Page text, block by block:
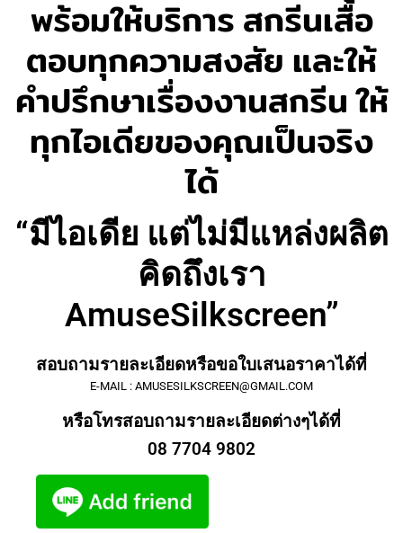
พร้อมให้บริการ สกรีนเสื้อ
ตอบทุกความสงสัย และให้
คำปรึกษาเรื่องงานสกรีนให้
ทุกไอเดียของคุณเป็นจริง
ได้
“มีไอเดีย แต่ไม่มีแหล่งผลิต
คิดถึงเรา
AmuseSilkscreen”
สอบถามรายละเอียดหรือขอใบเสนอราคาได้ที่
E-MAIL : AMUSESILKSCREEN@GMAIL.COM
หรือโทรสอบถามรายละเอียดต่างๆได้ที่
08 7704 9802